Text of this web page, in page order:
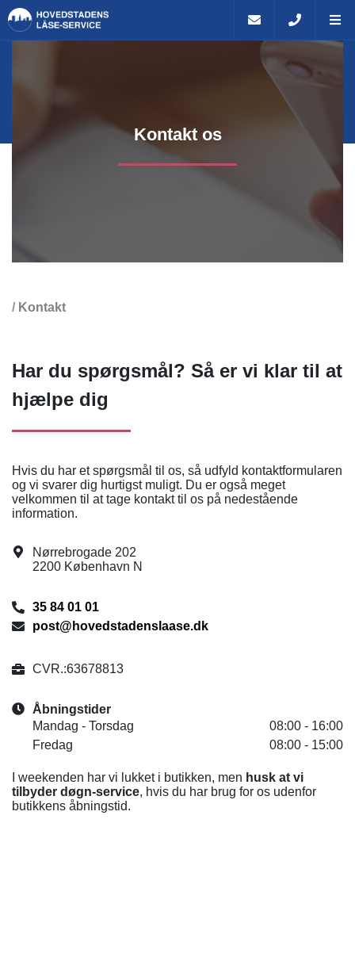
Kontakt os
Kontakt
Har du spørgsmål? Så er vi klar til at
hjælpe dig
Hvis du har et spørgsmål til os, så udfyld kontaktformularen
og vi svarer dig hurtigst muligt. Du er også meget
velkommen til at tage kontakt til os på nedestående
information.
Nørrebrogade 202
2200 København N
35 84 01 01
post@hovedstadenslaase.dk
CVR.:63678813
Åbningstider
Mandag - Torsdag
08:00 - 16:00
Fredag
08:00 - 15:00
I weekenden har vi lukket i butikken, men husk at vi
tilbyder døgn-service, hvis du har brug for os udenfor
butikkens åbningstid.